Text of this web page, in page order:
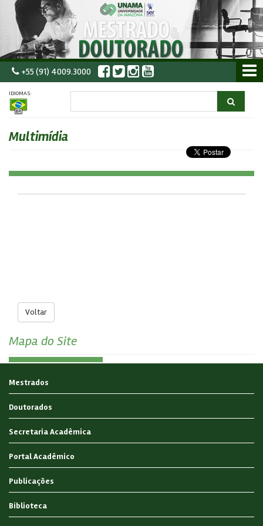
+55 (91) 4009.3000
IDIOMAS:
Multimídia
Voltar
Mapa do Site
Mestrados
Doutorados
Secretaria Acadêmica
Portal Acadêmico
Publicações
Biblioteca